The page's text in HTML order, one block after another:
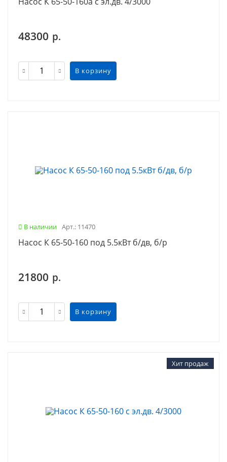
48300 р.
В корзину
В наличии Арт.: 11470
Насос К 65-50-160 под 5.5кВт б/дв, б/р
21800 р.
В корзину
Хит продаж